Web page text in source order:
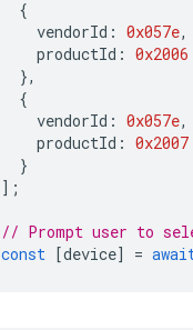
{
vendorId : 0x057e,
productId : 0x2006
},
{
vendorId : 0x057e,
productId : 0x2007
}
];
// Prompt user to
const [device] =